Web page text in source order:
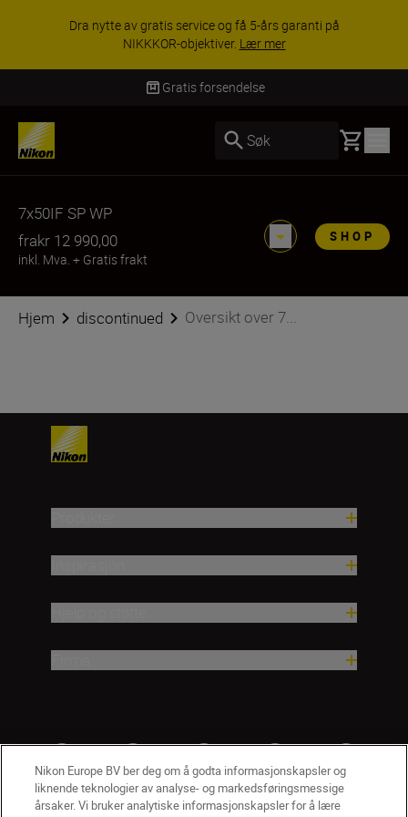
Dra nytte av gratis service og få 5-års garanti på
NIKKKOR-objektiver. Lær mer
Gratis forsendelse
Søk Basket
7x50IF SP WP
frakr 12 990,00
inkl. Mva. + Gratis frakt
SHOP
Hjem discontinued Oversikt over 7...
Nikon Europe BV ber deg om å godta informasjonskapsler og
liknende teknologier av analyse- og markedsføringsmessige
årsaker. Vi bruker analytiske informasjonskapsler for å lære